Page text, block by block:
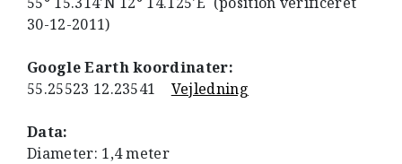
30-12-2011)
Google Earth koordinater:
55.25523 12.23541 Vejledning
Data:
Diameter: 1,4 meter